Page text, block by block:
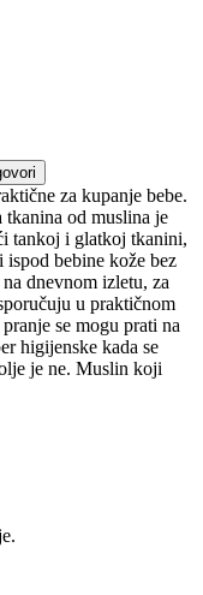
za kupanje bebe.
od muslina je
tankoj i glatkoj tkanini,
bebine kože bez
dnevnom izletu, za
u praktičnom
se mogu prati na
higijenske kada se
je ne. Muslin koji